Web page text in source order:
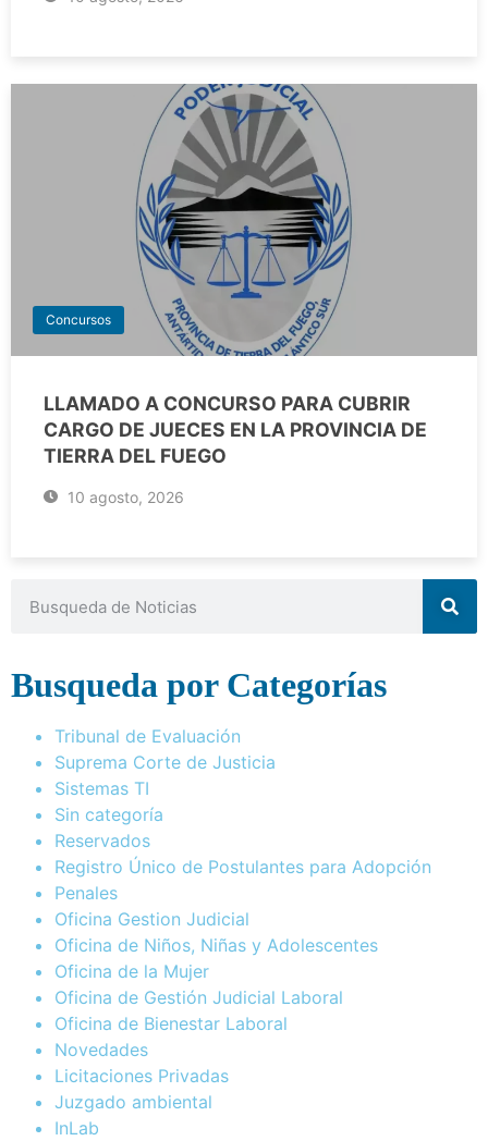
Concursos
LLAMADO A CONCURSO PARA CUBRIR
CARGO DE JUECES EN LA PROVINCIA DE
TIERRA DEL FUEGO
10 agosto, 2026
Busqueda por Categorías
Tribunal de Evaluación
Suprema Corte de Justicia
Sistemas TI
Sin categoría
Reservados
Registro Único de Postulantes para Adopción
Penales
Oficina Gestion Judicial
Oficina de Niños, Niñas y Adolescentes
Oficina de la Mujer
Oficina de Gestión Judicial Laboral
Oficina de Bienestar Laboral
Novedades
Licitaciones Privadas
Juzgado ambiental
InLab